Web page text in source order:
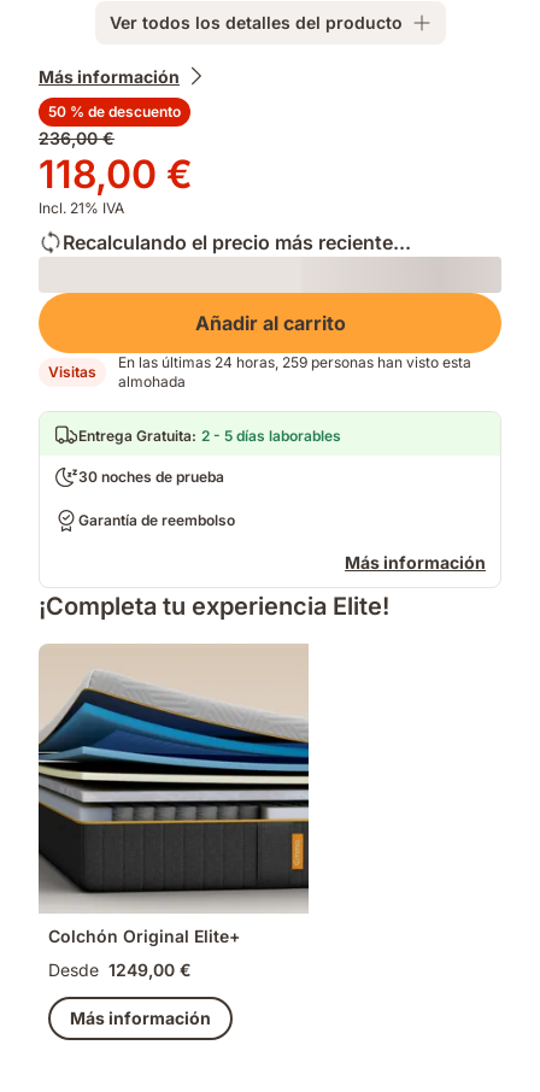
tecnología
gel
Emma
AirGrid®
y
microfibra.
de
presión
y
termorregulación
Ver todos los detalles del producto
Complementos
Más información
50 % de descuento
Precio
original
236,00 €
236,00 €
Precio
118,00 €
118,00 €
Incl. 21% IVA
Recalculando el precio más reciente...
Loading
Añadir al carrito
Visitas
En las últimas 24 horas, 259 personas han visto esta
almohada
Entrega Gratuita: 2 - 5 días laborables
30 noches de prueba
Garantía de reembolso
Más información
¡Completa tu experiencia Elite!
Colchón Original Elite+
Desde 1249,00 €
Más información